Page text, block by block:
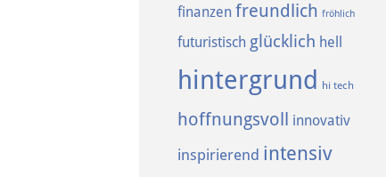
finanzen freundlich fröhlich
futuristisch glücklich hell
hintergrund hi tech
hoffnungsvoll innovativ
inspirierend intensiv